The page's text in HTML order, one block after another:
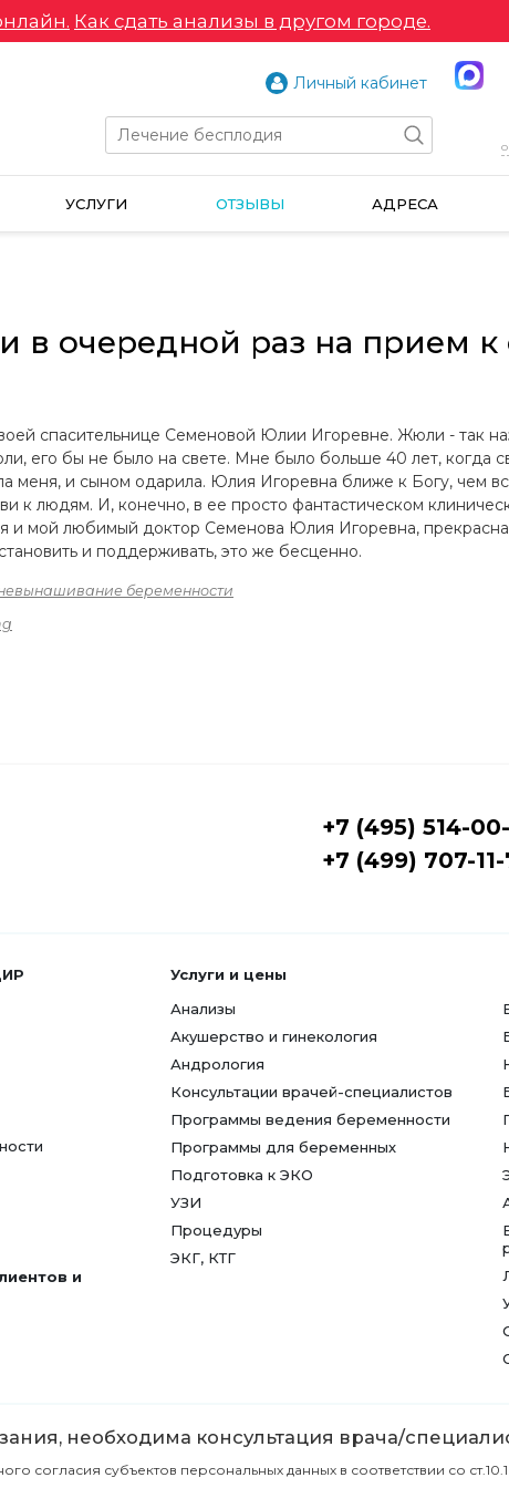
Как сдать анализы в другом городе.
Личный кабинет
УСЛУГИ ОТЗЫВЫ АДРЕСА
в очередной раз на прием к
спасительнице Семеновой Юлии Игоревне. Жюли - так
его бы не было на свете. Мне было больше 40 лет, когда
меня, и сыном одарила. Юлия Игоревна ближе к Богу, чем
к людям. И, конечно, в ее просто фантастическом
и мой любимый доктор Семенова Юлия Игоревна,
и поддерживать, это же бесценно.
беременности
+7 (495) 514-00-
+7 (499) 707-
и
Услуги и цены
Анализы
Акушерство и гинекология
Андрология
Консультации врачей-специалистов
Программы ведения беременности
Программы для беременных
Подготовка к ЭКО
УЗИ
Процедуры
ЭКГ, КТГ
необходима консультация врача/
согласия субъектов персональных данных в соответствии со